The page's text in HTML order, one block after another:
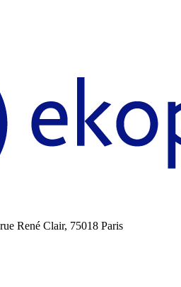
René Clair, 75018 Paris